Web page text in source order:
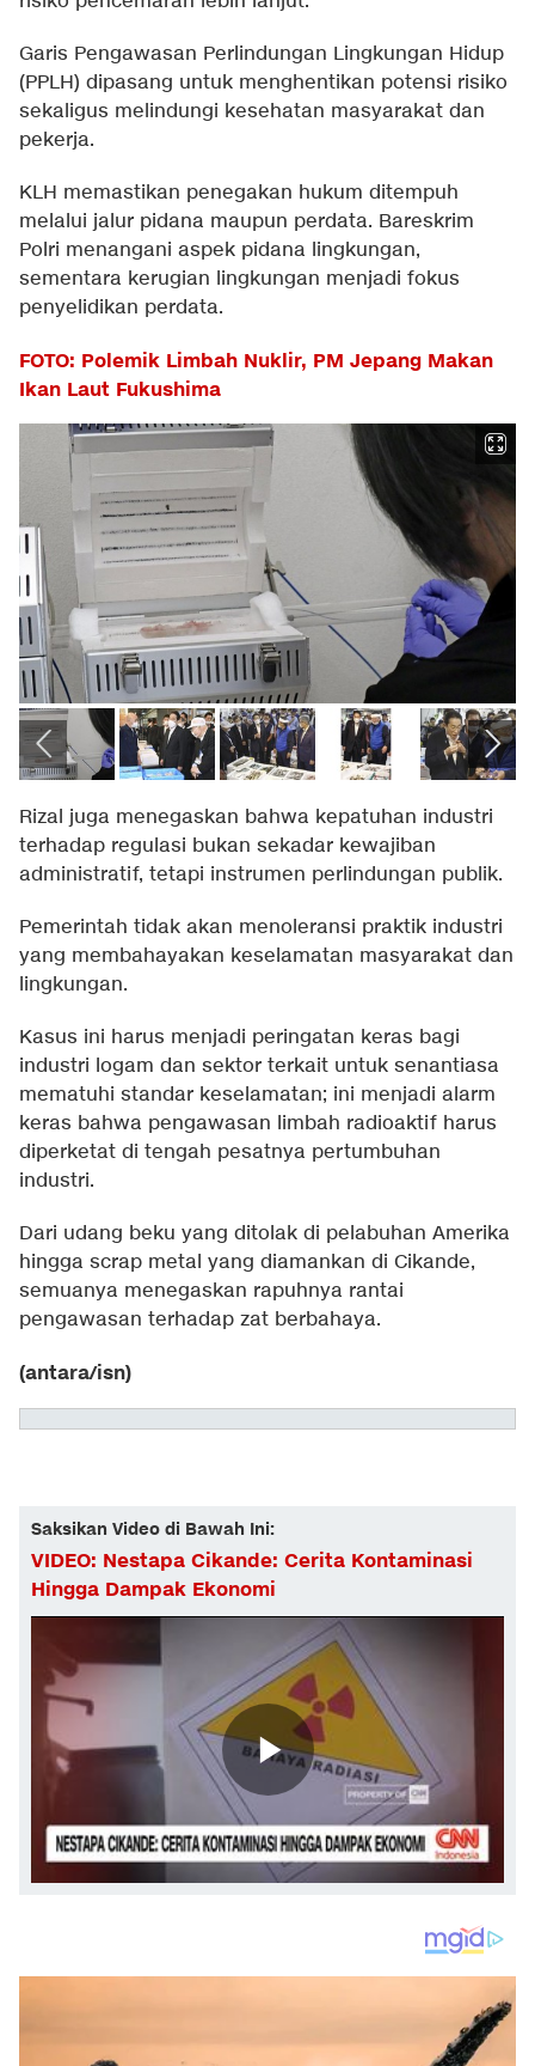
Garis Pengawasan Perlindungan Lingkungan Hidup
(PPLH) dipasang untuk menghentikan potensi risiko
sekaligus melindungi kesehatan masyarakat dan
pekerja.
KLH memastikan penegakan hukum ditempuh
melalui jalur pidana maupun perdata. Bareskrim
Polri menangani aspek pidana lingkungan,
sementara kerugian lingkungan menjadi fokus
penyelidikan perdata.
FOTO: Polemik Limbah Nuklir, PM Jepang Makan
Ikan Laut Fukushima
Rizal juga menegaskan bahwa kepatuhan industri
terhadap regulasi bukan sekadar kewajiban
administratif, tetapi instrumen perlindungan publik.
Pemerintah tidak akan menoleransi praktik industri
yang membahayakan keselamatan masyarakat dan
lingkungan.
Kasus ini harus menjadi peringatan keras bagi
industri logam dan sektor terkait untuk senantiasa
mematuhi standar keselamatan; ini menjadi alarm
keras bahwa pengawasan limbah radioaktif harus
diperketat di tengah pesatnya pertumbuhan
industri.
Dari udang beku yang ditolak di pelabuhan Amerika
hingga scrap metal yang diamankan di Cikande,
semuanya menegaskan rapuhnya rantai
pengawasan terhadap zat berbahaya.
(antara/isn)
Saksikan Video di Bawah Ini:
VIDEO: Nestapa Cikande: Cerita Kontaminasi
Hingga Dampak Ekonomi